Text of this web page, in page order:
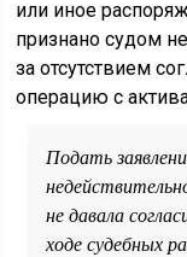
или иное
признано судом
за отсутствием
операцию с
Подать
не давала
ходе судебных